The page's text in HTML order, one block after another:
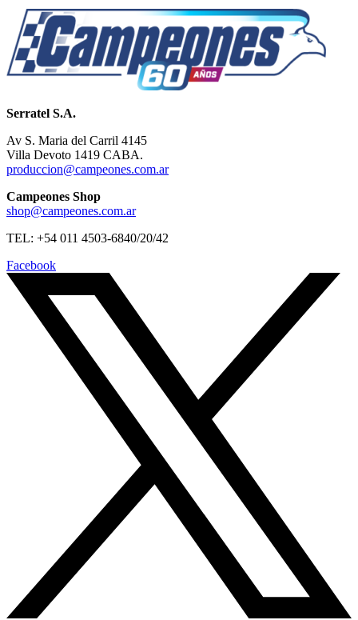
Serratel S.A.
Av S. Maria del Carril 4145
Villa Devoto 1419 CABA.
produccion@campeones.com.ar
Campeones Shop
shop@campeones.com.ar
TEL: +54 011 4503-6840/20/42
Facebook